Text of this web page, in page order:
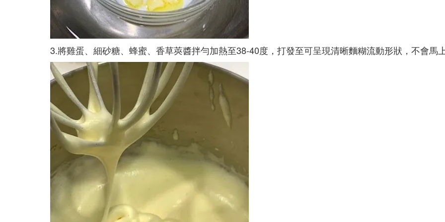
3.將雞蛋、細砂糖、蜂蜜、香草莢醬拌勻加熱至38-40度，打發至可呈現清晰麵糊流動形狀，不會馬上